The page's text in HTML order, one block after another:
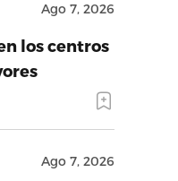
Ago 7, 2026
los centros
Ago 7, 2026